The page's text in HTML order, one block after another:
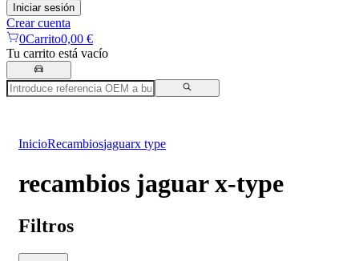
Iniciar sesión
Crear cuenta
0Carrito0,00 €
Tu carrito está vacío
InicioRecambiosjaguarx type
recambios jaguar x-type
Filtros